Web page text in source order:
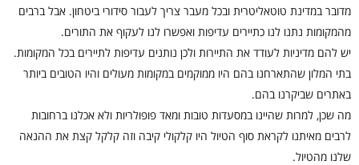
מדובר במדינת טוטאליטרית ובכל מעבר צריך לעבור סידורי ביטחון. אבל ברבים
מהמקומות נתנו לנו כתיירים עדיפות ואפשרו לנו לעקוף את התורים.
יש להם מדיניות לעודד את התיירות ולכן נותנים עדיפות לתיירים בכל המקומות.
בתי המלון שהתארחנו בהם היו ממוקמים במקומות מעולים והיו הטובים ביותר
באתרים שביקרנו בהם.
מה שכן, למרות שהיינו במסעדות טובות ומאד פופולריות ולא אכלנו ברחובות
לרבים מאיתנו לקראת סוף הטיול היו קלקולי קיבה וזה קלקל קצת את ההנאה
שלנו מהטיול.